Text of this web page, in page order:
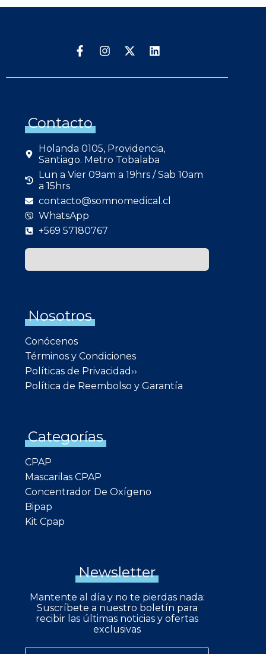
Contacto
Holanda 0105, Providencia,
Santiago. Metro Tobalaba
Lun a Vier 09am a 19hrs / Sab 10am
a 15hrs
contacto@somnomedical.cl
WhatsApp
+569 57180767
Nosotros
Conócenos
Términos y Condiciones
Políticas de Privacidad››
Política de Reembolso y Garantía
Categorías
CPAP
Mascarilas CPAP
Concentrador De Oxígeno
Bipap
Kit Cpap
Newsletter
Mantente al día y no te pierdas nada:
Suscríbete a nuestro boletín para
recibir las últimas noticias y ofertas
exclusivas